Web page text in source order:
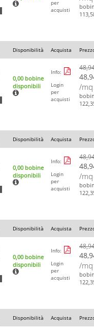
per
acquisti
Disponibilità Acquista
0,00 bobine
disponibili
Info:
Login
per
acquisti
/mq
Disponibilità Acquista
0,00 bobine
disponibili
Info:
Login
per
acquisti
/mq
Disponibilità Acquista
0,00 bobine
disponibili
Info:
Login
per
acquisti
/mq
Disponibilità Acquista